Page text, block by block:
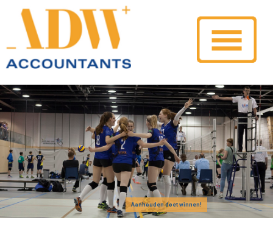
Aanhouden doet winnen!